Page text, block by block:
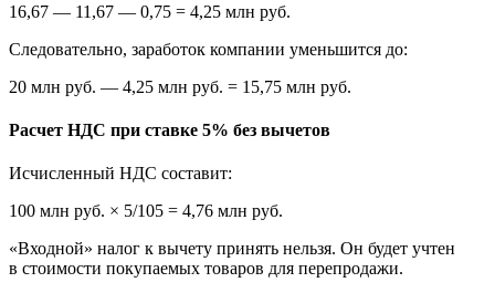
16,67 — 11,67 — 0,75 = 4,25 млн руб.
Следовательно, заработок компании уменьшится до:
20 млн руб. — 4,25 млн руб. = 15,75 млн руб.
Расчет НДС при ставке 5% без вычетов
Исчисленный НДС составит:
100 млн руб. × 5/105 = 4,76 млн руб.
«Входной» налог к вычету принять нельзя. Он будет учтен
в стоимости покупаемых товаров для перепродажи.